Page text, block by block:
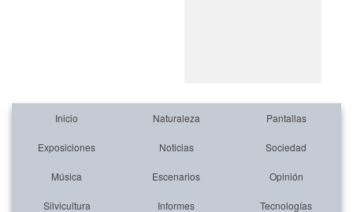
Inicio Naturaleza Pantallas
Exposiciones Noticias Sociedad
Música Escenarios Opinión
Silvicultura Informes Tecnologías